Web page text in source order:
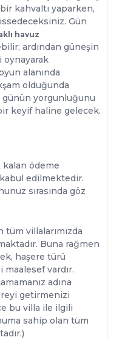
kahvaltı yaparken,
Gün
havuz
ardından güneşin
oynayarak
alanında
olduğunda
günün yorgunluğunu
keyif haline gelecek.
kalan ödeme
edilmektedir.
sırasında göz
villalarımızda
Buna rağmen
haşere türü
vardır.
adına
getirmenizi
bu villa ile ilgili
sahip olan tüm